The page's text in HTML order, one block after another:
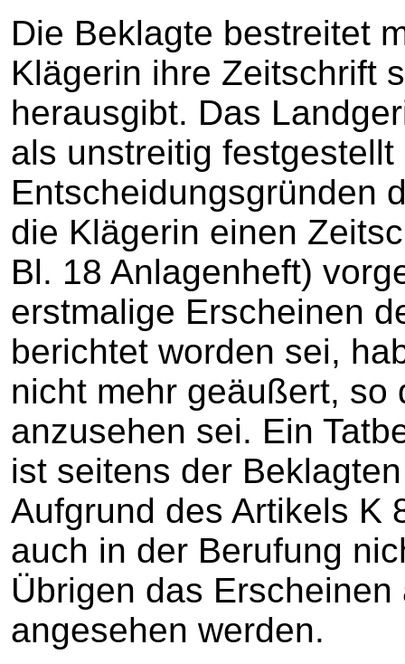
Die Beklagte bestreitet
Klägerin ihre Zeitschrift
herausgibt. Das
als unstreitig
Entscheidungsgründen
die Klägerin einen
Bl. 18 Anlagenheft)
erstmalige Erscheinen
berichtet worden sei,
nicht mehr geäußert,
anzusehen sei. Ein
ist seitens der
Aufgrund des Artikels K
auch in der Berufung
Übrigen das
angesehen werden.